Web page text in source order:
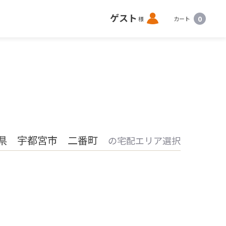
ゲスト 様 ロ
グ
カート 0
宇都宮市 二番町 の宅配エリア選択